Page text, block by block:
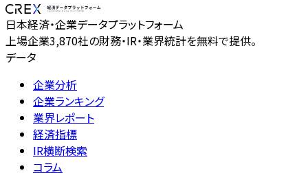
日本経済・企業データプラットフォーム
上場企業3,870社の財務・IR・業界統計を無料で提供。
データ
企業分析
企業ランキング
業界レポート
経済指標
IR横断検索
コラム